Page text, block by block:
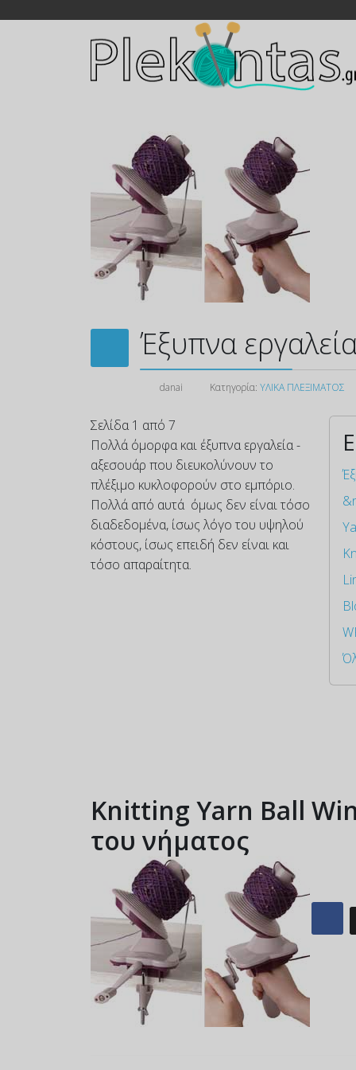
Έξυπνα
danai Κατηγορία: ΥΛΙΚΑ ΠΛΕΞΙΜΑΤΟΣ
Σελίδα 1 από 7
Πολλά όμορφα και έξυπνα εργαλεία -
αξεσουάρ που διευκολύνουν το
πλέξιμο κυκλοφορούν στο εμπόριο.
Πολλά από αυτά όμως δεν είναι τόσο
διαδεδομένα, ίσως λόγο του υψηλού
κόστους, ίσως επειδή δεν είναι και
τόσο απαραίτητα.
Knitting Yarn Ball
του νήματος